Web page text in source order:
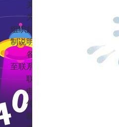
关于公开征求《关于进一步
为深入打好污染防治攻坚战
组织起草了《关于进一步加强
制说明可登录我部网站.cn/ “意
各机关团体、企事业单位和
至联系人邮箱。征求意见截止
联系人：生态环境部固体
电话：（010）65645757
传真：（010）65645745
邮箱：